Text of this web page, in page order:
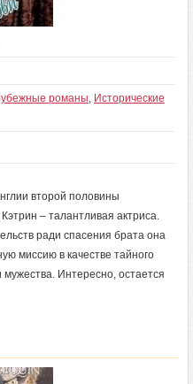
романы, Исторические
второй половины
– талантливая актриса.
ради спасения брата она
миссию в качестве тайного
Интересно, остается